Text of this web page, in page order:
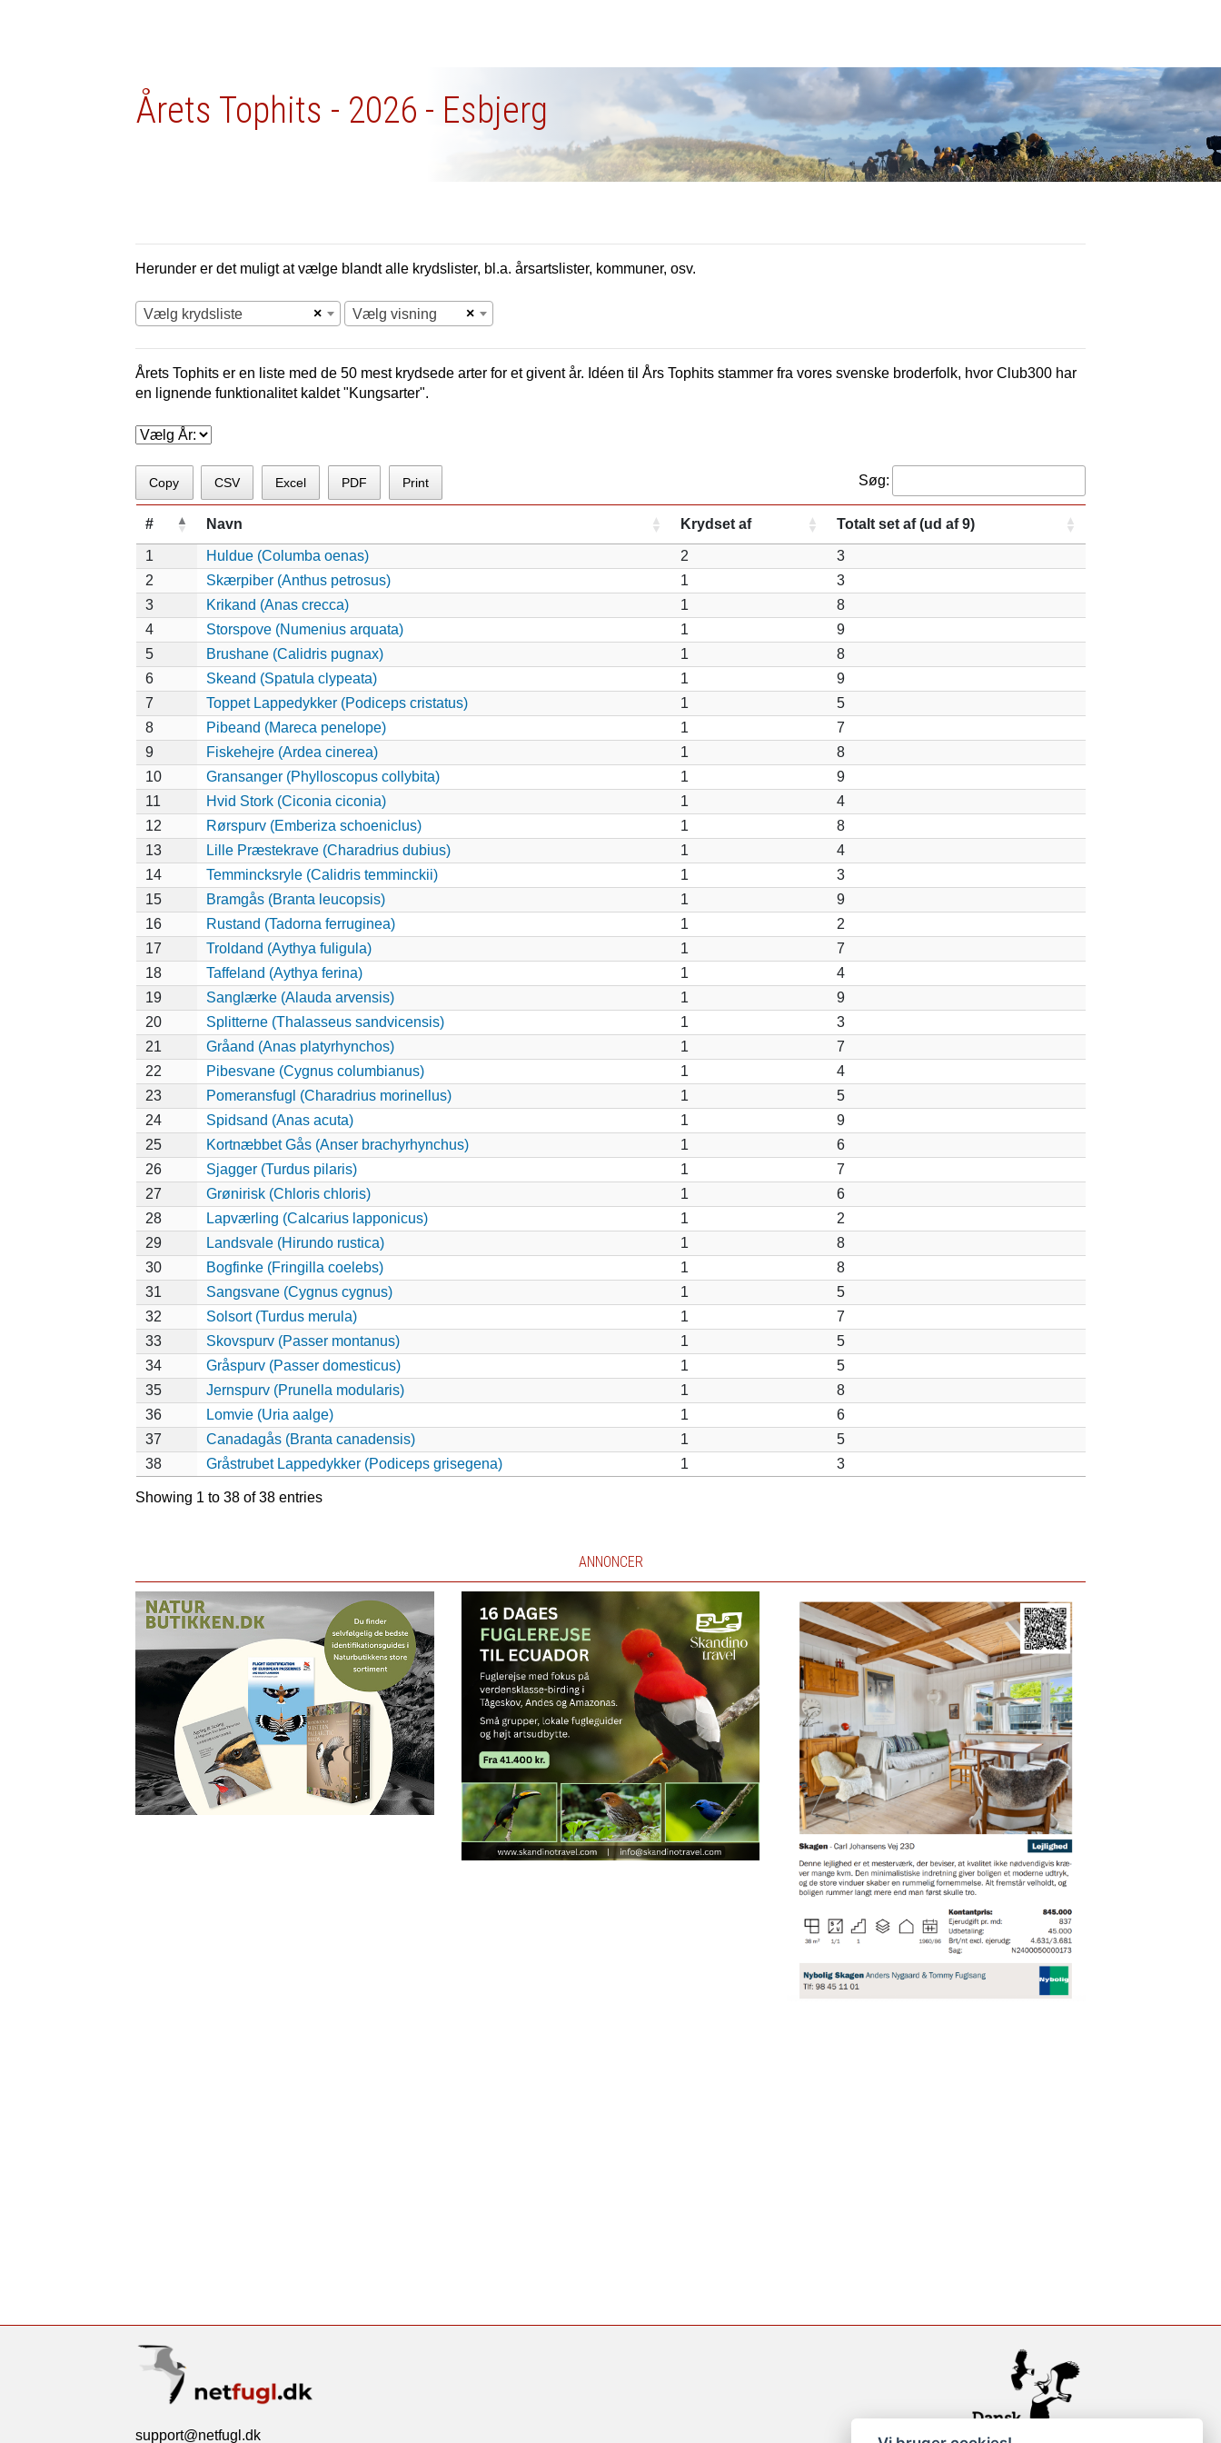
Årets Tophits - 2026 - Esbjerg
Herunder er det muligt at vælge blandt alle krydslister, bl.a. årsartslister, kommuner, osv.
×
Vælg krydsliste ×
Vælg visning
Årets Tophits er en liste med de 50 mest krydsede arter for et givent år. Idéen til Års Tophits stammer fra vores svenske broderfolk, hvor Club300 har
en lignende funktionalitet kaldet "Kungsarter".
Copy CSV Excel PDF Print Søg:
# Navn Krydset af Totalt set af (ud af 9)
1 Huldue (Columba oenas) 2
3
2
Skærpiber (Anthus petrosus) 1
3
3
Krikand (Anas crecca) 1
8
4
Storspove (Numenius arquata) 1
9
5
Brushane (Calidris pugnax) 1
8
6
Skeand (Spatula clypeata) 1
9
7
Toppet Lappedykker (Podiceps cristatus) 1
5
8
Pibeand (Mareca penelope) 1
7
9
Fiskehejre (Ardea cinerea) 1
8
10
Gransanger (Phylloscopus collybita) 1
9
11
Hvid Stork (Ciconia ciconia) 1
4
12
Rørspurv (Emberiza schoeniclus) 1
8
13
Lille Præstekrave (Charadrius dubius) 1
4
14
Temmincksryle (Calidris temminckii) 1
3
15
Bramgås (Branta leucopsis) 1
9
16
Rustand (Tadorna ferruginea) 1
2
17
Troldand (Aythya fuligula) 1
7
18
Taffeland (Aythya ferina) 1
4
19
Sanglærke (Alauda arvensis) 1
9
20
Splitterne (Thalasseus sandvicensis) 1
3
21
Gråand (Anas platyrhynchos) 1
7
22
Pibesvane (Cygnus columbianus) 1
4
23
Pomeransfugl (Charadrius morinellus) 1
5
24
Spidsand (Anas acuta) 1
9
25
Kortnæbbet Gås (Anser brachyrhynchus) 1
6
26
Sjagger (Turdus pilaris) 1
7
27
Grønirisk (Chloris chloris) 1
6
28
Lapværling (Calcarius lapponicus) 1
2
29
Landsvale (Hirundo rustica) 1
8
30
Bogfinke (Fringilla coelebs) 1
8
31
Sangsvane (Cygnus cygnus) 1
5
32
Solsort (Turdus merula) 1
7
33
Skovspurv (Passer montanus) 1
5
34
Gråspurv (Passer domesticus) 1
5
35
Jernspurv (Prunella modularis) 1
8
36
Lomvie (Uria aalge) 1
6
37
Canadagås (Branta canadensis) 1
5
38
Gråstrubet Lappedykker (Podiceps grisegena) 1 3
Showing 1 to 38 of 38 entries
ANNONCER
support@netfugl.dk